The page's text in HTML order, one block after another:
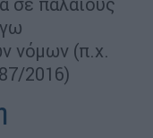
νόμων (π.χ.
2016)